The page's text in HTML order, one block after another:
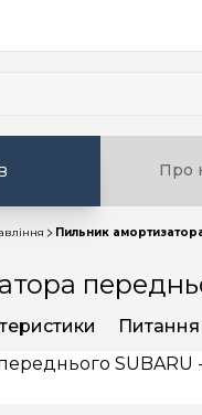
Про
Пильник
Питання